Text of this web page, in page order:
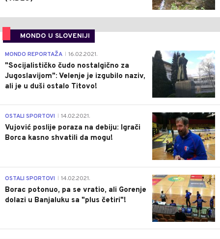
MONDO U SLOVENIJI
4
MONDO REPORTAŽA 16.02.2021.
"Socijalističko čudo nostalgično za
Jugoslavijom": Velenje je izgubilo naziv,
ali je u duši ostalo Titovo!
1
OSTALI SPORTOVI 14.02.2021.
Vujović poslije poraza na debiju: Igrači
Borca kasno shvatili da mogu!
3
OSTALI SPORTOVI 14.02.2021.
Borac potonuo, pa se vratio, ali Gorenje
dolazi u Banjaluku sa "plus četiri"!